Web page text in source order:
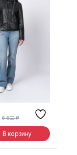
6 600₽
В корзину